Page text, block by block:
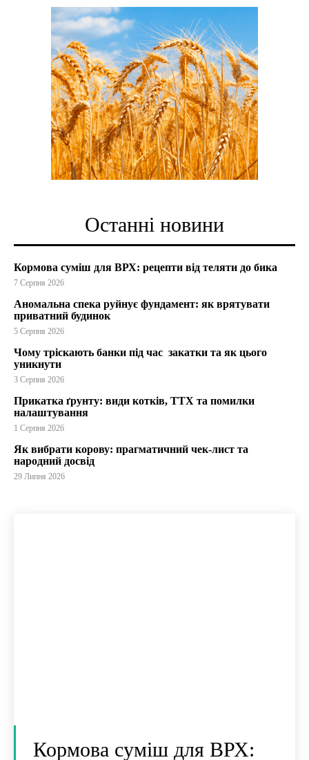
Останні новини
Кормова суміш для ВРХ: рецепти від теляти до бика
7 Серпня 2026
Аномальна спека руйнує фундамент: як врятувати
приватний будинок
5 Серпня 2026
Чому тріскають банки під час закатки та як цього
уникнути
3 Серпня 2026
Прикатка ґрунту: види котків, ТТХ та помилки
налаштування
1 Серпня 2026
Як вибрати корову: прагматичний чек-лист та
народний досвід
29 Липня 2026
Кормова суміш для ВРХ: